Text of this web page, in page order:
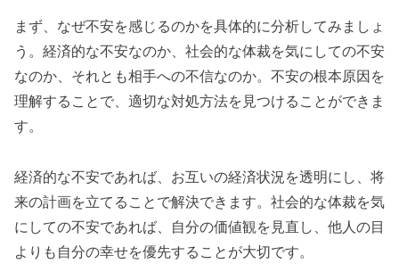
まず、なぜ不安を感じるのかを具体的に分析してみましょ
う。経済的な不安なのか、社会的な体裁を気にしての不安
なのか、それとも相手への不信なのか。不安の根本原因を
理解することで、適切な対処方法を見つけることができま
す。
経済的な不安であれば、お互いの経済状況を透明にし、将
来の計画を立てることで解決できます。社会的な体裁を気
にしての不安であれば、自分の価値観を見直し、他人の目
よりも自分の幸せを優先することが大切です。